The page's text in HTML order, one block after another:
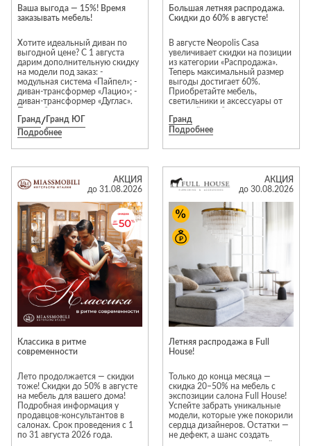
Столы и
надстройки
Стулья, кресла,
пуфы
Шкафы,
стеллажи,
полки, сундуки
Кровати,
матрасы,
Кровати
Матрасы
Товары для сна
Кухонные
гарнитуры
монтажа
Сливы и сифоны
Смесители
Унитазы
Товары для
ремонта
Затирки и
гидроизоляция
Камины
Клеи, герметики,
Лаки и краски
Напольные
покрытия
Обои
Спецобувь
Спецодежда
Средства
индивидуальной
Ваша выгода — 15%! Время
заказывать мебель!
Хотите идеальный диван по
выгодной цене? С 1 августа
дарим дополнительную скидку
на модели под заказ: -
модульная система «Пайпел»; -
диван-трансформер «Лацио»; -
диван-трансформер «Дуглас».
пожалуйста, уточняйте у
продавцов-консультантов.
Гранд/ Гранд ЮГ
Подробнее
Большая летняя распродажа.
Скидки до 60% в августе!
В августе Neopolis Casa
увеличивает скидки на позиции
из категории «Распродажа».
Теперь максимальный размер
выгоды достигает 60%.
Приобретайте мебель,
светильники и аксессуары от
привлекательных условиях!*
из категории «Распродажа»:
и современности моделей. В
акции участвуют
исключительно новые
модель проходит тщательную
проверку перед продажей;
гарантия производителя
распространяется на всю
мебель из раздела
Предложение действует в
фирменных салонах Neopolis
Casa на 1 и 3 этажах 2 корпуса
ТЦ «Гранд».
Ассортимент раздела
меняется. Некоторые модели
представлены в единственном
рекомендуем не откладывать
покупку.
*Акция действует с 1 по 31
августа. Скидки не
суммируются с другими
акционными предложениями.
Подробности предложения
Гранд
Подробнее
АКЦИЯ
до 31.08.2026
Классика в ритме
современности
Лето продолжается — скидки
тоже! Скидки до 50% в августе
на мебель для вашего дома!
Подробная информация у
продавцов-консультантов в
салонах. Срок проведения с 1
по 31 августа 2026 года.
АКЦИЯ
до 30.08.2026
Летняя распродажа в Full
House!
Только до конца месяца —
скидка 20–50% на мебель с
экспозиции салона Full House!
Успейте забрать уникальные
модели, которые уже покорили
сердца дизайнеров. Остатки —
не дефект, а шанс создать